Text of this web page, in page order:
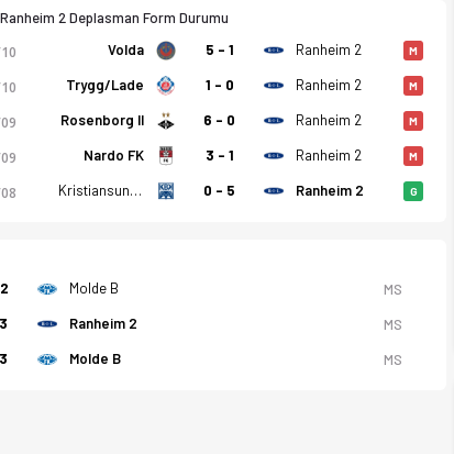
Ranheim 2 Deplasman Form Durumu
Volda 5 - 1 Ranheim 2 M
Trygg/Lade 1 - 0 Ranheim 2 M
Rosenborg II 6 - 0 Ranheim 2 M
Nardo FK 3 - 1 Ranheim 2 M
Kristiansund BK 2 0 - 5 Ranheim 2 G
Molde B MS
Ranheim 2 MS
Molde B MS